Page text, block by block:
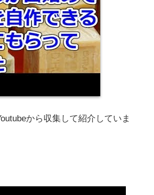
から収集して紹介していま